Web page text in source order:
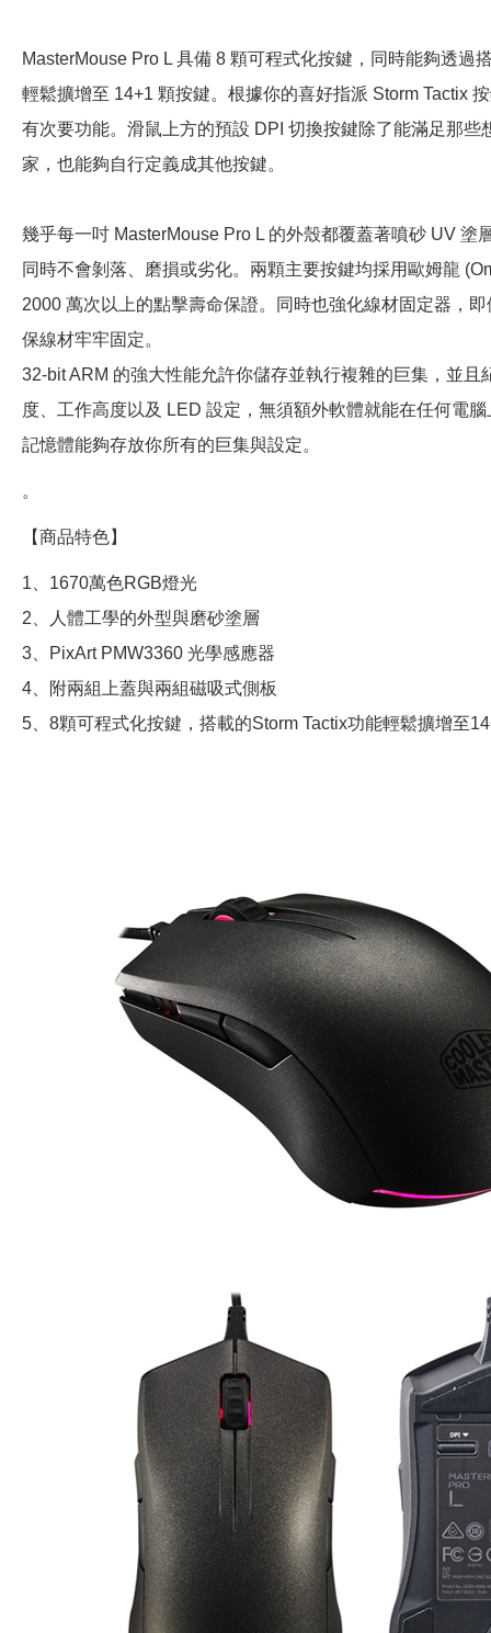
MasterMouse Pro L 具備 8 顆可程式化按鍵，同時能夠透過
輕鬆擴增至 14+1 顆按鍵。根據你的喜好指派 Storm Tactix
有次要功能。滑鼠上方的預設 DPI 切換按鍵除了能滿足那些
家，也能夠自行定義成其他按鍵。
幾乎每一吋 MasterMouse Pro L 的外殼都覆蓋著噴砂 UV 塗
同時不會剝落、磨損或劣化。兩顆主要按鍵均採用歐姆龍
2000 萬次以上的點擊壽命保證。同時也強化線材固定器，
保線材牢牢固定。
32-bit ARM 的強大性能允許你儲存並執行複雜的巨集，並且
度、工作高度以及 LED 設定，無須額外軟體就能在任何電
記憶體能夠存放你所有的巨集與設定。
。
【商品特色】
1、1670萬色RGB燈光
2、人體工學的外型與磨砂塗層
3、PixArt PMW3360 光學感應器
4、附兩組上蓋與兩組磁吸式側板
5、8顆可程式化按鍵，搭載的Storm Tactix功能輕鬆擴增至